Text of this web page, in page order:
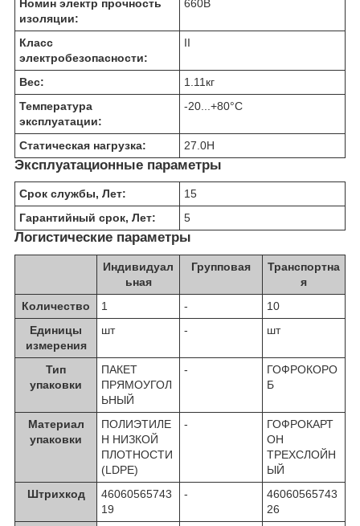
Номин электр прочность
изоляции:
660В
Класс
электробезопасности:
II
Вес: 1.11 кг
Температура
эксплуатации:
-20...+80°C
Статическая нагрузка: 27.0Н
Эксплуатационные параметры
Срок службы, Лет:
15
Гарантийный срок, Лет:
5
Логистические параметры
Индивидуал
ьная
Групповая
Транспортна
я
Количество
1 -
10
Единицы
измерения
шт - шт
Тип
упаковки
ПАКЕТ
ПРЯМОУГОЛ
ЬНЫЙ
-
ГОФРОКОРО
Б
Материал
упаковки
ПОЛИЭТИЛЕ
Н НИЗКОЙ
ПЛОТНОСТИ
(LDPE)
-
ГОФРОКАРТ
ОН
ТРЕХСЛОЙН
ЫЙ
Штрихкод
46060565743
19
-
46060565743
26